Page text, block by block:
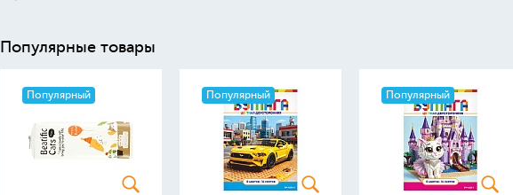
Популярные товары
Популярный Популярный Популярный